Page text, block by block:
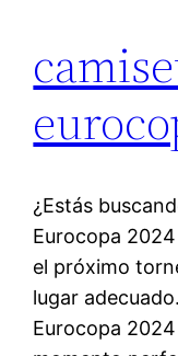
¿Estás
Eurocopa
el próximo
lugar
Eurocopa